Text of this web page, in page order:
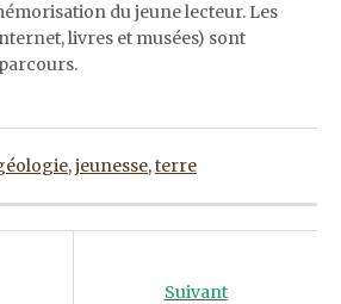
du jeune lecteur. Les
livres et musées) sont
,jeunesse,terre
Suivant